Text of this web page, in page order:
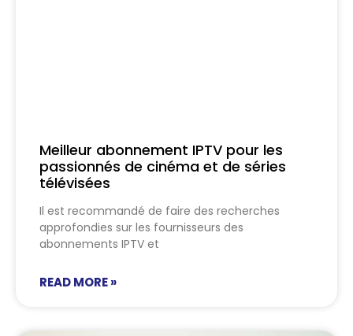
Meilleur abonnement IPTV pour les
passionnés de cinéma et de séries
télévisées
Il est recommandé de faire des recherches
approfondies sur les fournisseurs des
abonnements IPTV et
READ MORE »